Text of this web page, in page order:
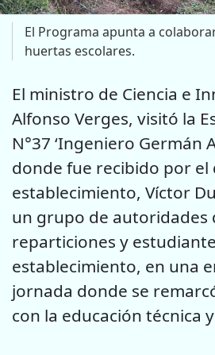
El Programa apunta a
huertas escolares.
El ministro de Ciencia e
Alfonso Verges, visitó la
N°37 ‘Ingeniero Germán
donde fue recibido por
establecimiento, Víctor
un grupo de autoridades
reparticiones y
establecimiento, en una
jornada donde se
con la educación técnica